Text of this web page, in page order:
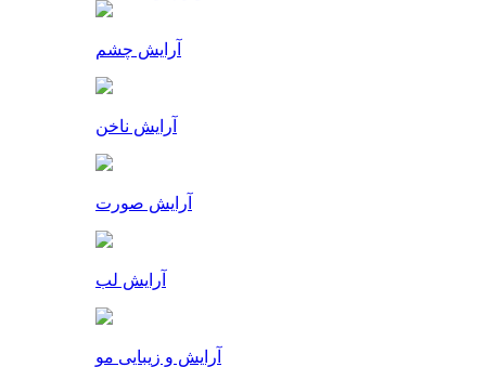
آرایش چشم
آرایش ناخن
آرایش صورت
آرایش لب
آرایش و زیبایی مو